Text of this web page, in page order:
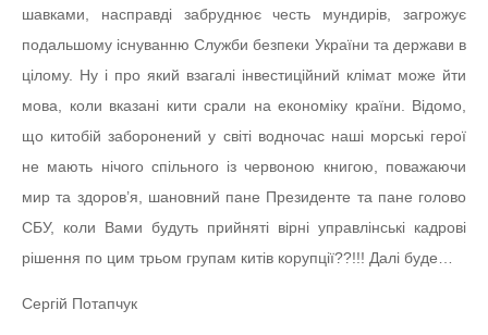
шавками, насправді забруднює честь мундирів, загрожує
подальшому існуванню Служби безпеки України та держави в
цілому. Ну і про який взагалі інвестиційний клімат може йти
мова, коли вказані кити срали на економіку країни. Відомо,
що китобій заборонений у світі водночас наші морські герої
не мають нічого спільного із червоною книгою, поважаючи
мир та здоров’я, шановний пане Президенте та пане голово
СБУ, коли Вами будуть прийняті вірні управлінські кадрові
рішення по цим трьом групам китів корупції??!!! Далі буде…
Сергій Потапчук